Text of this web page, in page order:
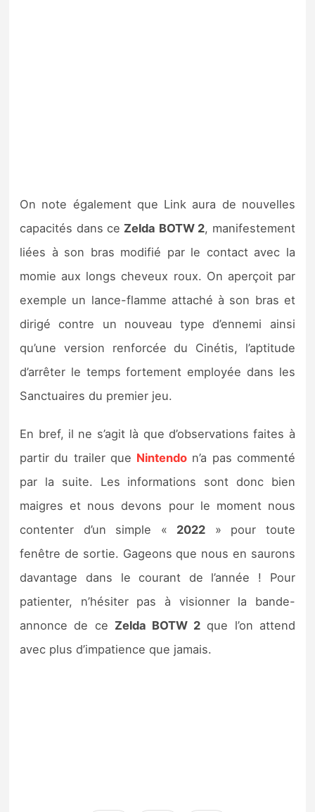
On note également que Link aura de nouvelles
capacités dans ce Zelda BOTW 2, manifestement
liées à son bras modifié par le contact avec la
momie aux longs cheveux roux. On aperçoit par
exemple un lance-flamme attaché à son bras et
dirigé contre un nouveau type d’ennemi ainsi
qu’une version renforcée du Cinétis, l’aptitude
d’arrêter le temps fortement employée dans les
Sanctuaires du premier jeu.
En bref, il ne s’agit là que d’observations faites à
partir du trailer que Nintendo n’a pas commenté
par la suite. Les informations sont donc bien
maigres et nous devons pour le moment nous
contenter d’un simple « 2022 » pour toute
fenêtre de sortie. Gageons que nous en saurons
davantage dans le courant de l’année ! Pour
patienter, n’hésiter pas à visionner la bande-
annonce de ce Zelda BOTW 2 que l’on attend
avec plus d’impatience que jamais.